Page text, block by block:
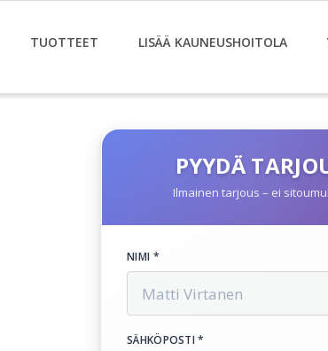
TUOTTEET LISÄÄ KAUNEUSHOITOLA
PYYDÄ
Ilmainen tarjous – ei
NIMI *
SÄHKÖPOSTI *